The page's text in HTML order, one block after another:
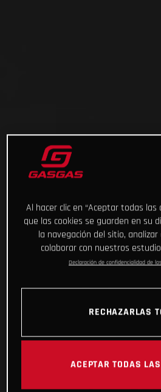
Al hacer clic en “Aceptar todas las
que las cookies se guarden en su
la navegación del sitio,
colaborar con nuestros
Declaración de confidencialidad de
RECHAZARLAS
ACEPTAR TODAS